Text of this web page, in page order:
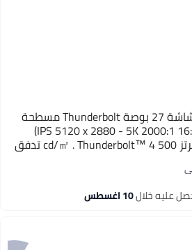
فيوسونيك شاشة 27 بوصة Thunderbolt مسطحة
IPS 5120 x 2880 - 5K 2000:1 16:9 5ms (GTG)
أقصى 60 هرتز 500 cd/㎡ . Thunderbolt™ 4 تدفق
عليه خلال10 اغسطس